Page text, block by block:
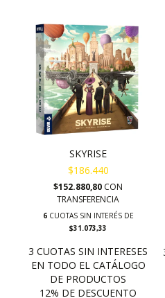
SKYRISE
$186.440
$152.880,80 CON
TRANSFERENCIA
6CUOTAS SIN INTERÉS DE
$31.073,33